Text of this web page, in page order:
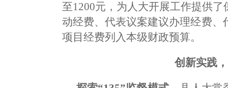
至1200元，为人大开展工作提供
动经费、代表议案建议办理经费
项目经费列入本级财政预算。
创新实践